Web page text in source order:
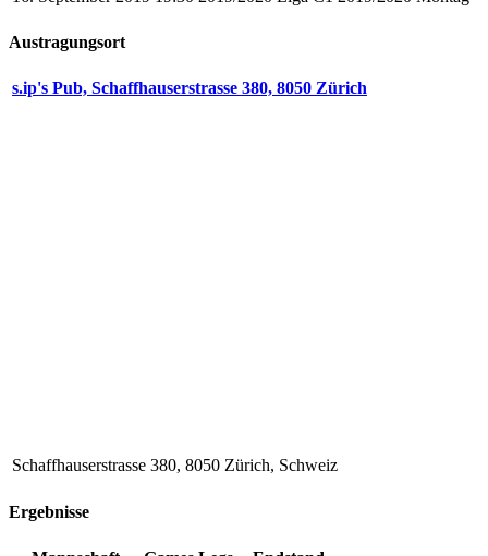
Austragungsort
s.ip's Pub, Schaffhauserstrasse 380, 8050 Zürich
Schaffhauserstrasse 380, 8050 Zürich, Schweiz
Ergebnisse